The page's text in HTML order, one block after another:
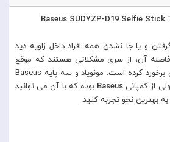
و یا جا نشدن همه افراد داخل زاویه دید
آن، از سری مشکلاتی هستند که موقع
عکس برداری هر کس با آن برخورد کرده است. مونوپاد و سه پایه Baseus
Baseus بوده که با آن می توانید
بهترین نحو تجربه کنید.